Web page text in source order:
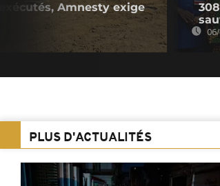
Amnesty exige
PLUS D'ACTUALITÉS